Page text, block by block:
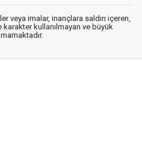
veya imalar, inançlara saldırı içeren,
karakter kullanılmayan ve büyük